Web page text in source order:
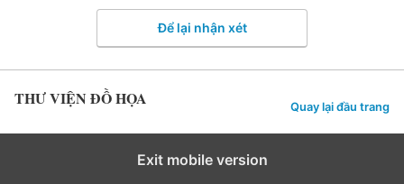
Để lại nhận xét
THƯ VIỆN ĐỒ HỌA Quay lại đầu trang
Exit mobile version